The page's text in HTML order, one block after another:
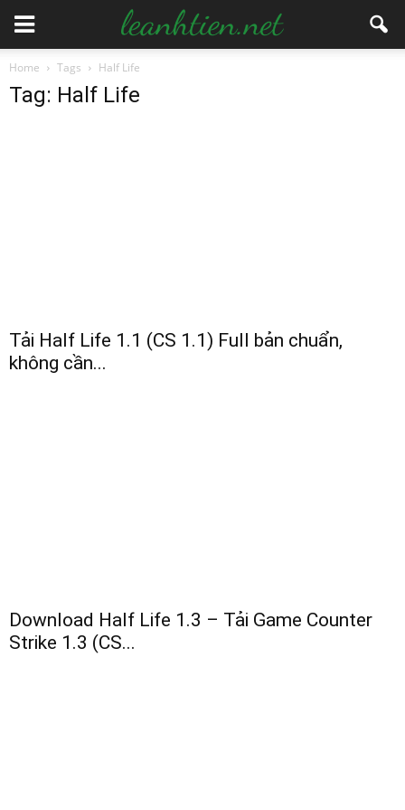
Home Tags Half Life
Tag: Half Life
Tải Half Life 1.1 (CS 1.1) Full bản chuẩn,
không cần...
Download Half Life 1.3 – Tải Game Counter
Strike 1.3 (CS...